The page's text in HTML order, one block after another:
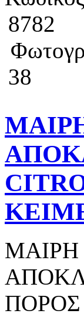
8782
38
ΜΑΙΡΗ
ΠΟΡΟΣ